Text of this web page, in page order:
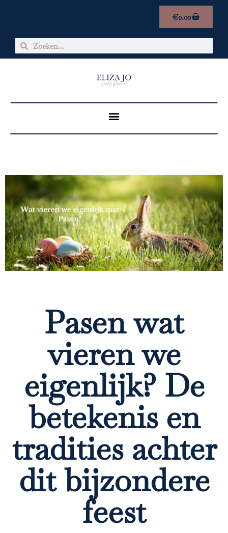
€0.00
Pasen wat
vieren we
eigenlijk? De
betekenis en
tradities achter
dit bijzondere
feest